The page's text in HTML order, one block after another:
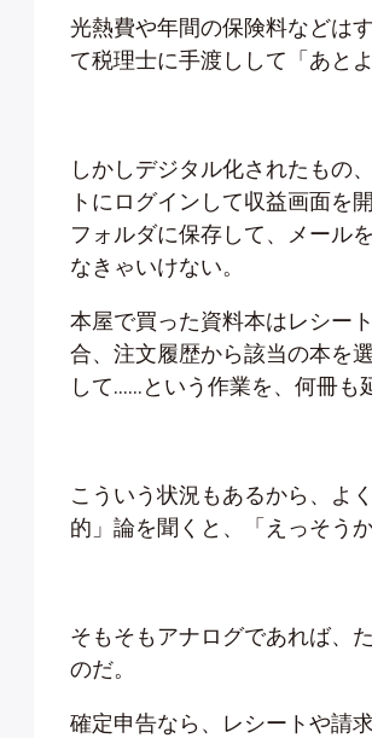
光熱費や年間の保険料などは
て税理士に手渡しして「あと
しかしデジタル化されたもの
トにログインして収益画面を
フォルダに保存して、メール
なきゃいけない。
本屋で買った資料本はレシー
合、注文履歴から該当の本を
して……という作業を、何冊も
こういう状況もあるから、よ
的」論を聞くと、「えっそう
そもそもアナログであれば、
のだ。
確定申告なら、レシートや請